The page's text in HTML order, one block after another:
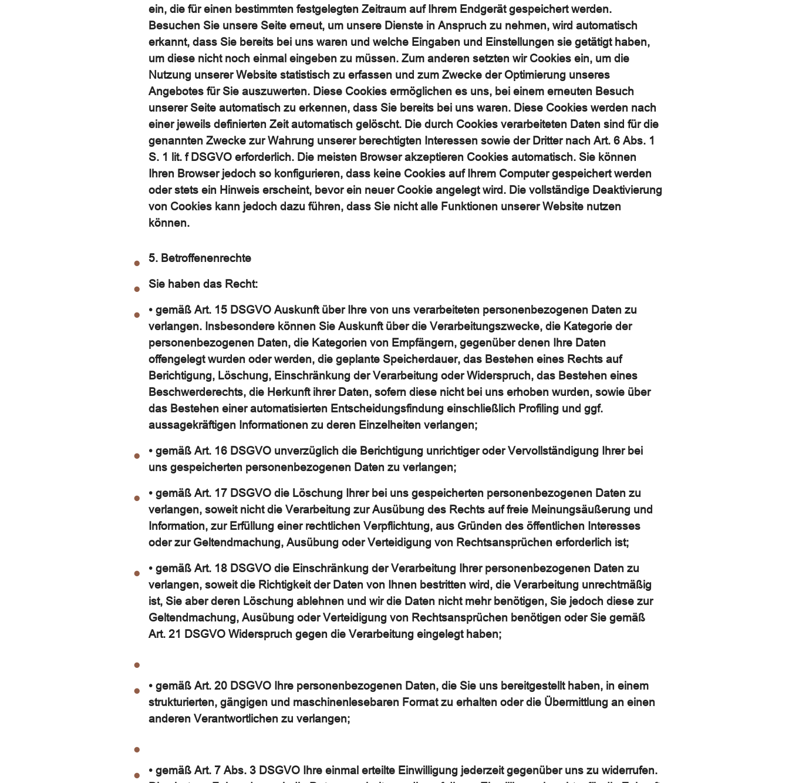
ein, die für einen bestimmten festgelegten Zeitraum auf Ihrem Endgerät gespeichert werden.
Besuchen Sie unsere Seite erneut, um unsere Dienste in Anspruch zu nehmen, wird automatisch
erkannt, dass Sie bereits bei uns waren und welche Eingaben und Einstellungen sie getätigt haben,
um diese nicht noch einmal eingeben zu müssen. Zum anderen setzten wir Cookies ein, um die
Nutzung unserer Website statistisch zu erfassen und zum Zwecke der Optimierung unseres
Angebotes für Sie auszuwerten. Diese Cookies ermöglichen es uns, bei einem erneuten Besuch
unserer Seite automatisch zu erkennen, dass Sie bereits bei uns waren. Diese Cookies werden nach
einer jeweils definierten Zeit automatisch gelöscht. Die durch Cookies verarbeiteten Daten sind für die
genannten Zwecke zur Wahrung unserer berechtigten Interessen sowie der Dritter nach Art. 6 Abs. 1
S. 1 lit. f DSGVO erforderlich. Die meisten Browser akzeptieren Cookies automatisch. Sie können
Ihren Browser jedoch so konfigurieren, dass keine Cookies auf Ihrem Computer gespeichert werden
oder stets ein Hinweis erscheint, bevor ein neuer Cookie angelegt wird. Die vollständige Deaktivierung
von Cookies kann jedoch dazu führen, dass Sie nicht alle Funktionen unserer Website nutzen
können.
5. Betroffenenrechte
Sie haben das Recht:
• gemäß Art. 15 DSGVO Auskunft über Ihre von uns verarbeiteten personenbezogenen Daten zu
verlangen. Insbesondere können Sie Auskunft über die Verarbeitungszwecke, die Kategorie der
personenbezogenen Daten, die Kategorien von Empfängern, gegenüber denen Ihre Daten
offengelegt wurden oder werden, die geplante Speicherdauer, das Bestehen eines Rechts auf
Berichtigung, Löschung, Einschränkung der Verarbeitung oder Widerspruch, das Bestehen eines
Beschwerderechts, die Herkunft ihrer Daten, sofern diese nicht bei uns erhoben wurden, sowie über
das Bestehen einer automatisierten Entscheidungsfindung einschließlich Profiling und ggf.
aussagekräftigen Informationen zu deren Einzelheiten verlangen;
• gemäß Art. 16 DSGVO unverzüglich die Berichtigung unrichtiger oder Vervollständigung Ihrer bei
uns gespeicherten personenbezogenen Daten zu verlangen;
• gemäß Art. 17 DSGVO die Löschung Ihrer bei uns gespeicherten personenbezogenen Daten zu
verlangen, soweit nicht die Verarbeitung zur Ausübung des Rechts auf freie Meinungsäußerung und
Information, zur Erfüllung einer rechtlichen Verpflichtung, aus Gründen des öffentlichen Interesses
oder zur Geltendmachung, Ausübung oder Verteidigung von Rechtsansprüchen erforderlich ist;
• gemäß Art. 18 DSGVO die Einschränkung der Verarbeitung Ihrer personenbezogenen Daten zu
verlangen, soweit die Richtigkeit der Daten von Ihnen bestritten wird, die Verarbeitung unrechtmäßig
ist, Sie aber deren Löschung ablehnen und wir die Daten nicht mehr benötigen, Sie jedoch diese zur
Geltendmachung, Ausübung oder Verteidigung von Rechtsansprüchen benötigen oder Sie gemäß
Art. 21 DSGVO Widerspruch gegen die Verarbeitung eingelegt haben;
• gemäß Art. 20 DSGVO Ihre personenbezogenen Daten, die Sie uns bereitgestellt haben, in einem
strukturierten, gängigen und maschinenlesebaren Format zu erhalten oder die Übermittlung an einen
anderen Verantwortlichen zu verlangen;
• gemäß Art. 7 Abs. 3 DSGVO Ihre einmal erteilte Einwilligung jederzeit gegenüber uns zu widerrufen.